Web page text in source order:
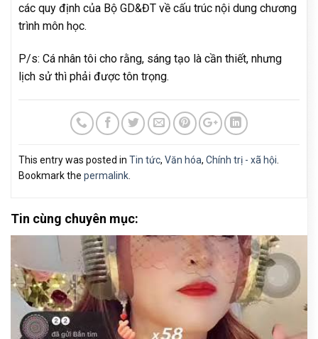
các quy định của Bộ GD&ĐT về cấu trúc nội dung chương
trình môn học.
P/s: Cá nhân tôi cho rằng, sáng tạo là cần thiết, nhưng
lịch sử thì phải được tôn trọng.
This entry was posted in Tin tức, Văn hóa, Chính trị - xã hội.
Bookmark the permalink.
Tin cùng chuyên mục: